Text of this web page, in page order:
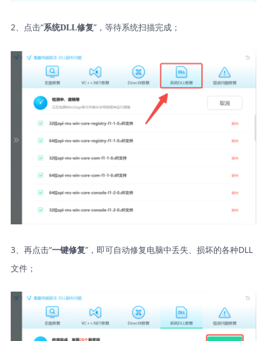
2、点击“系统DLL修复”，等待系统扫描完成；
3、再点击“一键修复”，即可自动修复电脑中丢失、损坏的各种DLL
文件；